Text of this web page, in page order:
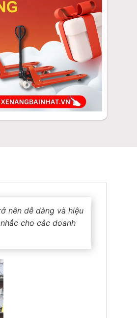
nên dễ dàng và hiệu
cho các doanh